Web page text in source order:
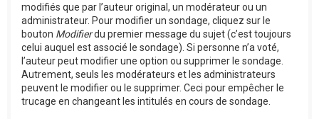
modifiés que par l’auteur original, un modérateur ou un
administrateur. Pour modifier un sondage, cliquez sur le
bouton Modifierdu premier message du sujet (c’est toujours
celui auquel est associé le sondage). Si personne n’a voté,
l’auteur peut modifier une option ou supprimer le sondage.
Autrement, seuls les modérateurs et les administrateurs
peuvent le modifier ou le supprimer. Ceci pour empêcher le
trucage en changeant les intitulés en cours de sondage.